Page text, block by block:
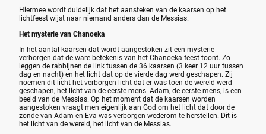
Hiermee wordt duidelijk dat het aansteken van de kaarsen op het
lichtfeest wijst naar niemand anders dan de Messias.
Het mysterie van Chanoeka
In het aantal kaarsen dat wordt aangestoken zit een mysterie
verborgen dat de ware betekenis van het Chanoeka-feest toont. Zo
leggen de rabbijnen de link tussen de 36 kaarsen (3 keer 12 uur tussen
dag en nacht) en het licht dat op de vierde dag werd geschapen. Zij
noemen dit licht het verborgen licht dat er was toen de wereld werd
geschapen, het licht van de eerste mens. Adam, de eerste mens, is een
beeld van de Messias. Op het moment dat de kaarsen worden
aangestoken vraagt men eigenlijk aan God om het licht dat door de
zonde van Adam en Eva was verborgen wederom te herstellen. Dit is
het licht van de wereld, het licht van de Messias.